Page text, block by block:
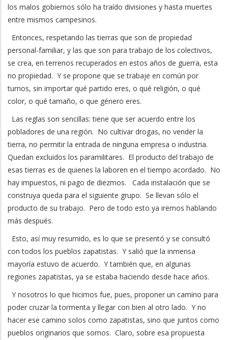
los malos gobiernos sólo ha traído divisiones y hasta muertes
entre mismos campesinos.
Entonces, respetando las tierras que son de propiedad
personal-familiar, y las que son para trabajo de los colectivos,
se crea, en terrenos recuperados en estos años de guerra, esta
no propiedad. Y se propone que se trabaje en común por
turnos, sin importar qué partido eres, o qué religión, o qué
color, o qué tamaño, o que género eres.
Las reglas son sencillas: tiene que ser acuerdo entre los
pobladores de una región. No cultivar drogas, no vender la
tierra, no permitir la entrada de ninguna empresa o industria.
Quedan excluidos los paramilitares. El producto del trabajo de
esas tierras es de quienes la laboren en el tiempo acordado. No
hay impuestos, ni pago de diezmos. Cada instalación que se
construya queda para el siguiente grupo. Se llevan sólo el
producto de su trabajo. Pero de todo esto ya iremos hablando
más después.
Esto, así muy resumido, es lo que se presentó y se consultó
con todos los pueblos zapatistas. Y salió que la inmensa
mayoría estuvo de acuerdo. Y también que, en algunas
regiones zapatistas, ya se estaba haciendo desde hace años.
Y nosotros lo que hicimos fue, pues, proponer un camino para
poder cruzar la tormenta y llegar con bien al otro lado. Y no
hacer ese camino solos como zapatistas, sino que juntos como
pueblos originarios que somos. Claro, sobre esa propuesta